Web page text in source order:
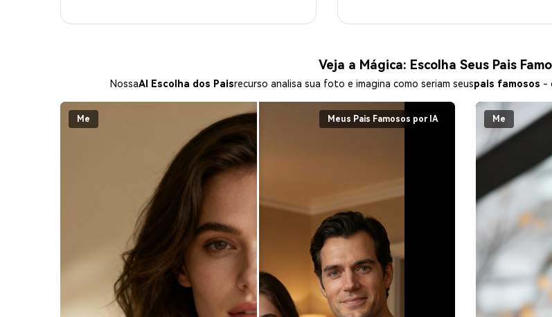
Veja a Mágica: Escolha Seus Pais
NossaAI Escolha dos Paisrecurso analisa sua foto e imagina como seriam seuspais famosos -
Me Meus Pais Famosos por IA Me